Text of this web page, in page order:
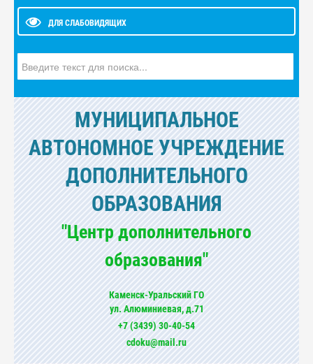
ДЛЯ СЛАБОВИДЯЩИХ
МУНИЦИПАЛЬНОЕ
АВТОНОМНОЕ УЧРЕЖДЕНИЕ
ДОПОЛНИТЕЛЬНОГО
ОБРАЗОВАНИЯ
"Центр дополнительного
образования"
Каменск-Уральский ГО
ул. Алюминиевая, д.71
+7 (3439) 30-40-54
cdoku@mail.ru